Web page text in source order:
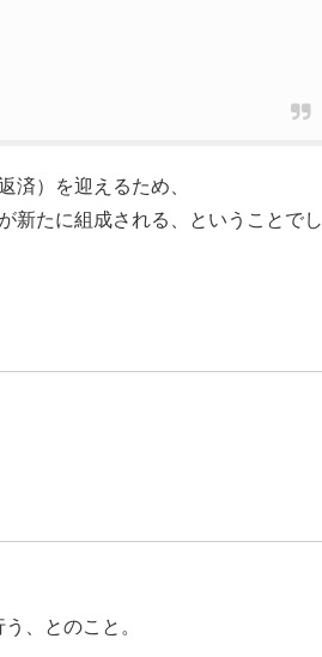
済）を迎えるため、
新たに組成される、ということでし
、とのこと。